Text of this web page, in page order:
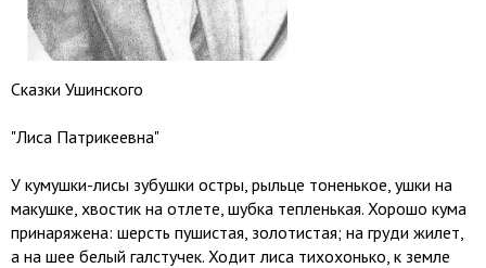
Сказки Ушинского
"Лиса Патрикеевна"
У кумушки-лисы зубушки остры, рыльце тоненькое, ушки на
макушке, хвостик на отлете, шубка тепленькая. Хорошо кума
принаряжена: шерсть пушистая, золотистая; на груди жилет,
а на шее белый галстучек. Ходит лиса тихохонько, к земле